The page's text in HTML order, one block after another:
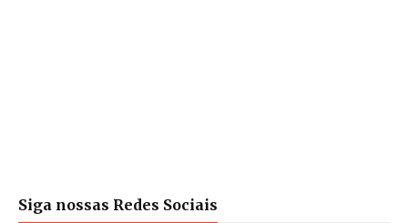
Siga nossas Redes Sociais